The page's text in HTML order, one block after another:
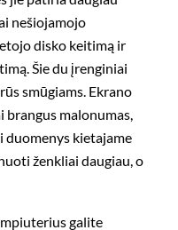
nešiojamojo
disko keitimą ir
Šie du įrenginiai
smūgiams. Ekrano
brangus malonumas,
duomenys kietajame
ženkliai daugiau, o
galite